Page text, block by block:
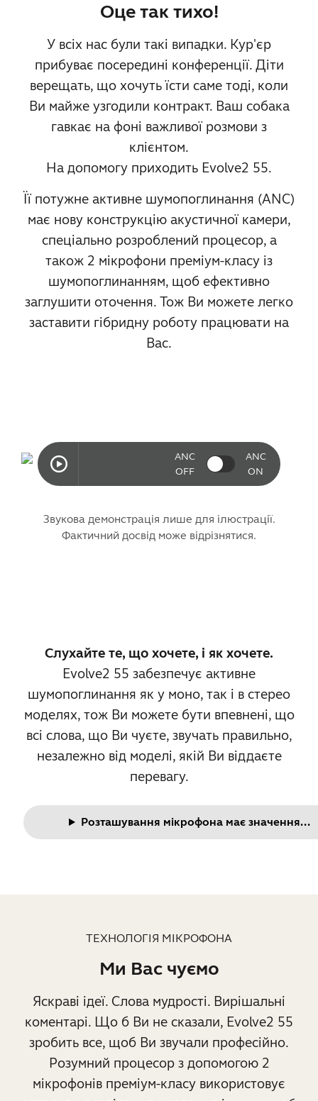
Оце так тихо!
У всіх нас були такі випадки. Кур'єр
прибуває посередині конференції. Діти
верещать, що хочуть їсти саме тоді, коли
Ви майже узгодили контракт. Ваш собака
гавкає на фоні важливої розмови з
клієнтом.
На допомогу приходить Evolve2 55.
Її потужне активне шумопоглинання (ANC)
має нову конструкцію акустичної камери,
спеціально розроблений процесор, а
також 2 мікрофони преміум-класу із
шумопоглинанням, щоб ефективно
заглушити оточення. Тож Ви можете легко
заставити гібридну роботу працювати на
Вас.
ANC
OFF
ANC
ON
Звукова демонстрація лише для ілюстрації.
Фактичний досвід може відрізнятися.
Слухайте те, що хочете, і як хочете.
Evolve2 55 забезпечує активне
шумопоглинання як у моно, так і в стерео
моделях, тож Ви можете бути впевнені, що
всі слова, що Ви чуєте, звучать правильно,
незалежно від моделі, якій Ви віддаєте
перевагу.
Розташування мікрофона має значення...
ТЕХНОЛОГІЯ МІКРОФОНА
Ми Вас чуємо
Яскраві ідеї. Слова мудрості. Вирішальні
коментарі. Що б Ви не сказали, Evolve2 55
зробить все, щоб Ви звучали професійно.
Розумний процесор з допомогою 2
мікрофонів преміум-класу використовує